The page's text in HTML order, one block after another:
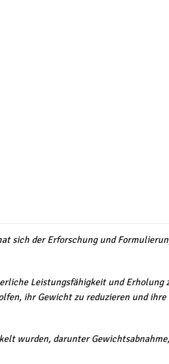
sich der Erforschung und
Leistungsfähigkeit und Erholung
ihr Gewicht zu reduzieren und
wurden, darunter